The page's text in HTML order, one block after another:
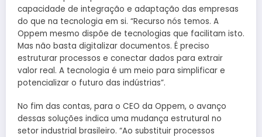
capacidade de integração e adaptação das empresas
do que na tecnologia em si. “Recurso nós temos. A
Oppem mesmo dispõe de tecnologias que facilitam isto.
Mas não basta digitalizar documentos. É preciso
estruturar processos e conectar dados para extrair
valor real. A tecnologia é um meio para simplificar e
potencializar o futuro das indústrias”.
No fim das contas, para o CEO da Oppem, o avanço
dessas soluções indica uma mudança estrutural no
setor industrial brasileiro. “Ao substituir processos